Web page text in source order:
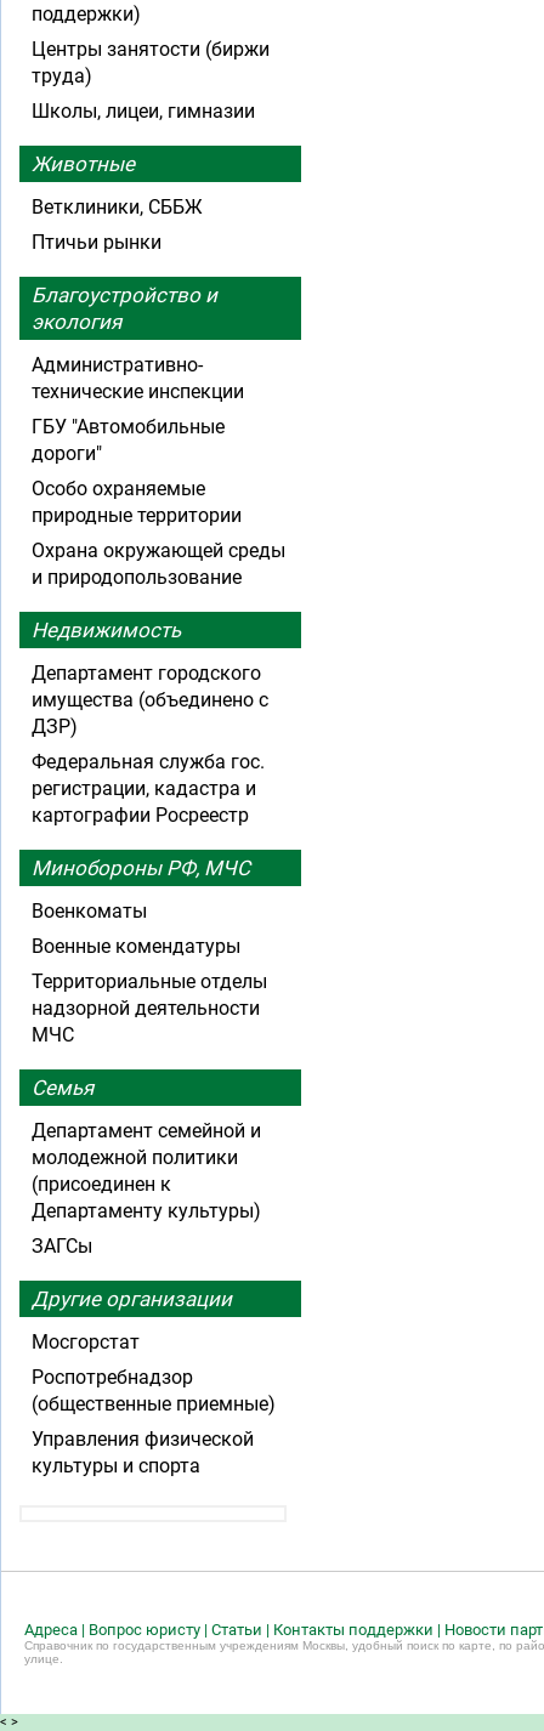
поддержки)
Центры занятости (биржи
труда)
Школы, лицеи, гимназии
Животные
Ветклиники, СББЖ
Птичьи рынки
Благоустройство и
экология
Административно-
технические инспекции
ГБУ "Автомобильные
дороги"
Особо охраняемые
природные территории
Охрана окружающей среды
и природопользование
Недвижимость
Департамент городского
имущества (объединено с
ДЗР)
Федеральная служба гос.
регистрации, кадастра и
картографии Росреестр
Минобороны РФ, МЧС
Военкоматы
Военные комендатуры
Территориальные отделы
надзорной деятельности
МЧС
Семья
Департамент семейной и
молодежной политики
(присоединен к
Департаменту культуры)
ЗАГСы
Другие организации
Мосгорстат
Роспотребнадзор
(общественные приемные)
Управления физической
культуры и спорта
Адреса | Вопрос юристу | Статьи | Контакты поддержки | Новости
Справочник по государственным учреждениям Москвы, удобный поиск по карте, по
улице.
< >